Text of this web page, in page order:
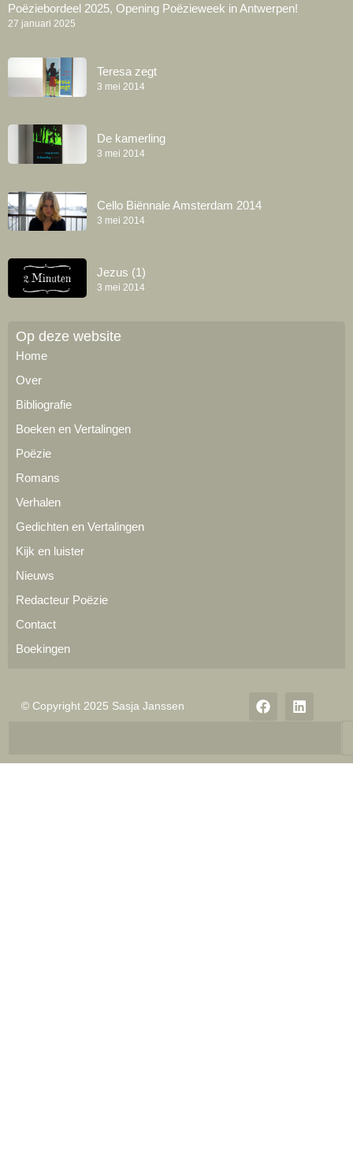
Poëziebordeel 2025, Opening Poëzieweek in Antwerpen!
27 januari 2025
Teresa zegt
3 mei 2014
De kamerling
3 mei 2014
Cello Biënnale Amsterdam 2014
3 mei 2014
Jezus (1)
3 mei 2014
Op deze website
Home
Over
Bibliografie
Boeken en Vertalingen
Poëzie
Romans
Verhalen
Gedichten en Vertalingen
Kijk en luister
Nieuws
Redacteur Poëzie
Contact
Boekingen
© Copyright 2025 Sasja Janssen